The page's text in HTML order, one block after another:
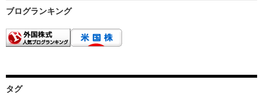
ブログランキング
タグ